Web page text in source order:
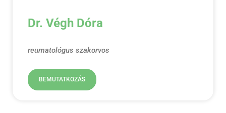
Dr. Végh Dóra
reumatológus szakorvos
BEMUTATKOZÁS